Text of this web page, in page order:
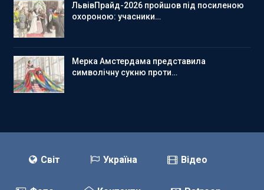
ЛьвівПрайд-2026 пройшов під посиленою
охороною: учасники…
Мерка Амстердама представила
символічну сукню проти…
Світ Україна Відео